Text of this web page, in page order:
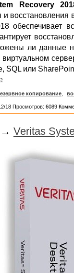
Recovery
и восстановления
обеспечивает
ли данные
виртуальном
SQL или
копирование
18 Просмотров: 6089
Veritas